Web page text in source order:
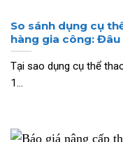
So sánh dụng cụ
hàng gia công:
Tại sao dụng cụ thể
1...